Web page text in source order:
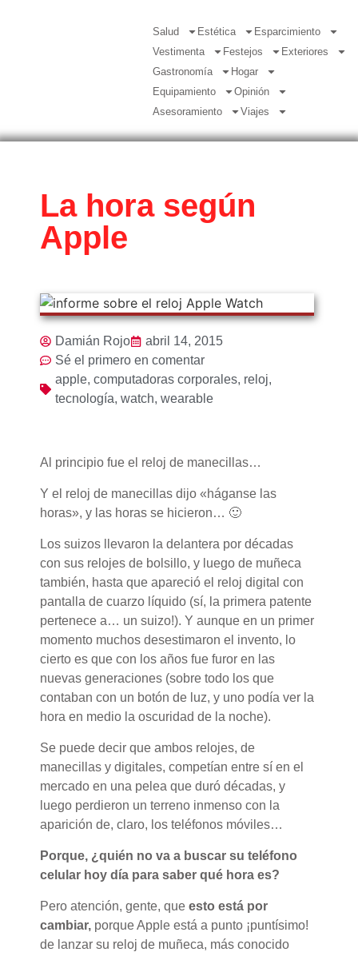
Salud Estética
Esparcimiento
Vestimenta
Festejos
Exteriores
Gastronomía
Hogar
Equipamiento
Opinión
Asesoramiento
Viajes
La hora según
Apple
Damián Rojo
abril 14, 2015
Sé el primero en comentar
apple, computadoras corporales, reloj,
tecnología, watch, wearable
Al principio fue el reloj de manecillas…
Y el reloj de manecillas dijo «háganse las
horas», y las horas se hicieron… 🙂
Los suizos llevaron la delantera por décadas
con sus relojes de bolsillo, y luego de muñeca
también, hasta que apareció el reloj digital con
pantalla de cuarzo líquido (sí, la primera patente
pertenece a… un suizo!). Y aunque en un primer
momento muchos desestimaron el invento, lo
cierto es que con los años fue furor en las
nuevas generaciones (sobre todo los que
contaban con un botón de luz, y uno podía ver la
hora en medio la oscuridad de la noche).
Se puede decir que ambos relojes, de
manecillas y digitales, competían entre sí en el
mercado en una pelea que duró décadas, y
luego perdieron un terreno inmenso con la
aparición de, claro, los teléfonos móviles…
Porque, ¿quién no va a buscar su teléfono
celular hoy día para saber qué hora es?
Pero atención, gente, que esto está por
cambiar, porque Apple está a punto ¡puntísimo!
de lanzar su reloj de muñeca, más conocido